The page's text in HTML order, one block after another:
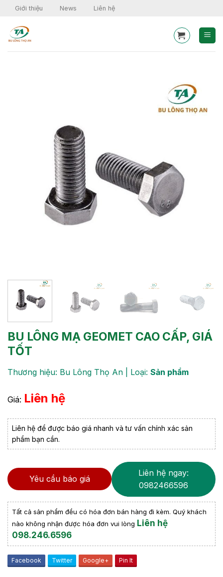
Skip
content
Giới thiệu News Liên hệ
BU LÔNG MẠ GEOMET CAO CẤP, GIÁ
TỐT
Thương hiệu: Bu Lông Thọ An | Loại: Sản phẩm
Giá: Liên hệ
Liên hệ để được báo giá nhanh và tư vấn chính xác sản
phẩm bạn cần.
Yêu cầu báo giá
Liên hệ ngay:
0982466596
Tất cả sản phẩm đều có hóa đơn bán hàng đi kèm. Quý khách
nào không nhận được hóa đơn vui lòng Liên hệ
098.246.6596
Facebook Twitter Google+ Pin It